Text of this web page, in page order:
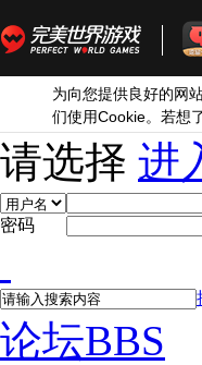
为向您提供良好的网
们使用Cookie。若想
请选择 进
密码
论坛BBS